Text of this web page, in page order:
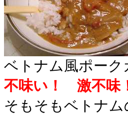
ベトナム風ポー
不味い！ 激不味
そもそもベトナ